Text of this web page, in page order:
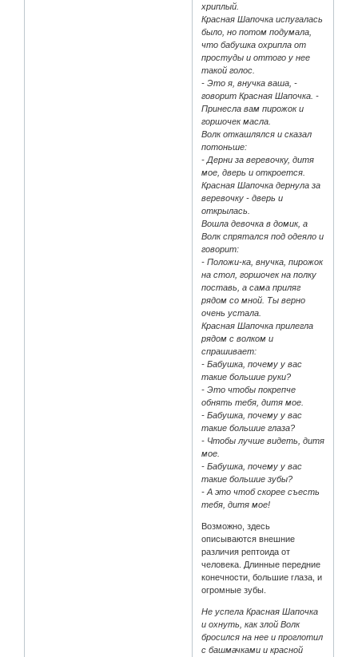
хриплый.
Красная Шапочка испугалась
было, но потом подумала,
что бабушка охрипла от
простуды и оттого у нее
такой голос.
- Это я, внучка ваша, -
говорит Красная Шапочка. -
Принесла вам пирожок и
горшочек масла.
Волк откашлялся и сказал
потоньше:
- Дерни за веревочку, дитя
мое, дверь и откроется.
Красная Шапочка дернула за
веревочку - дверь и
открылась.
Вошла девочка в домик, а
Волк спрятался под одеяло и
говорит:
- Положи-ка, внучка, пирожок
на стол, горшочек на полку
поставь, а сама приляг
рядом со мной. Ты верно
очень устала.
Красная Шапочка прилегла
рядом с волком и
спрашивает:
- Бабушка, почему у вас
такие большие руки?
- Это чтобы покрепче
обнять тебя, дитя мое.
- Бабушка, почему у вас
такие большие глаза?
- Чтобы лучше видеть, дитя
мое.
- Бабушка, почему у вас
такие большие зубы?
- А это чтоб скорее съесть
тебя, дитя мое!
Возможно, здесь
описываются внешние
различия рептоида от
человека. Длинные передние
конечности, большие глаза, и
огромные зубы.
Не успела Красная Шапочка
и охнуть, как злой Волк
бросился на нее и проглотил
с башмачками и красной